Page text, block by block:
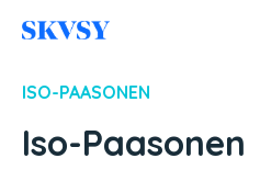
sisältöön
ISO-PAASONEN
Iso-Paasonen